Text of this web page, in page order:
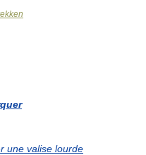
une valise lourde